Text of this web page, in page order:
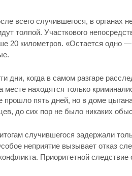
всего случившегося, в органах
толпой. Участкового
20 километров. «Остается одно —
дни, когда в самом разгаре
находятся только
пять дней, но в доме
до сих пор не было никаких
случившегося задержали
неприятие вызывает отказ
Приоритетной